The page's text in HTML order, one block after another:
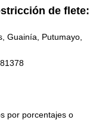
de flete:
Guainía, Putumayo,
por porcentajes o